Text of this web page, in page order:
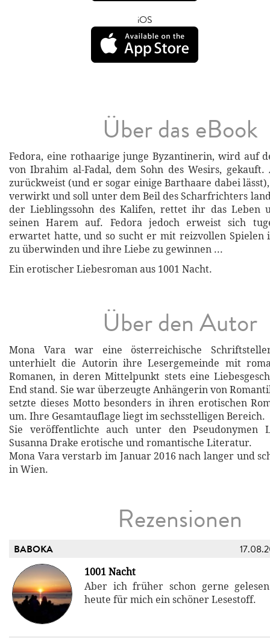
iOS
Über das eBook
Fedora, eine rothaarige junge Byzantinerin, wird auf
von Ibrahim al-Fadal, dem Sohn des Wesirs,
zurückweist (und er sogar einige Barthaare dabei
verwirkt und soll unter dem Beil des Scharfrichters
der Lieblingssohn des Kalifen, rettet ihr das Leben
seinen Harem auf. Fedora jedoch erweist sich
erwartet hatte, und so sucht er mit reizvollen Spielen
zu überwinden und ihre Liebe zu gewinnen ...
Ein erotischer Liebesroman aus 1001 Nacht.
Über den Autor
Mona Vara war eine österreichische
unterhielt die Autorin ihre Lesergemeinde mit
Romanen, in deren Mittelpunkt stets eine
End stand. Sie war überzeugte Anhängerin von
setzte dieses Motto besonders in ihren erotischen
um. Ihre Gesamtauflage liegt im sechsstelligen Bereich.
Sie veröffentlichte auch unter den Pseudonymen
Susanna Drake erotische und romantische Literatur.
Mona Vara verstarb im Januar 2016 nach langer und
in Wien.
Rezensionen
BABOKA
1001 Nacht
Aber ich früher schon gerne
heute für mich ein schöner Lesestoff.